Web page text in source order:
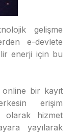
gelişme
e-devlete
enerji için bu
bir kayıt
erişim
olarak hizmet
yayılarak